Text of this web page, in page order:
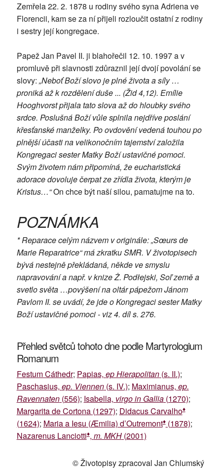
Zemřela 22. 2. 1878 u rodiny svého syna Adriena ve
Florencii, kam se za ní přijeli rozloučit ostatní z rodiny
i sestry její kongregace.
Papež Jan Pavel II. ji blahořečil 12. 10. 1997 a v
promluvě při slavnosti zdůraznil její dvojí povolání se
slovy: „Neboť Boží slovo je plné života a síly …
proniká až k rozdělení duše ... (Žid 4,12). Emílie
Hooghvorst přijala tato slova až do hloubky svého
srdce. Poslušná Boží vůle splnila nejdříve poslání
křesťanské manželky. Po ovdovění vedená touhou po
plnější účasti na velikonočním tajemství založila
Kongregaci sester Matky Boží ustavičné pomoci.
Svým životem nám připomíná, že eucharistická
adorace dovoluje čerpat ze zřídla života, kterým je
Kristus…“On chce být naší silou, pamatujme na to.
POZNÁMKA
* Reparace celým názvem v originále: „Sœurs de
Marie Reparatrice“ má zkratku SMR. V životopisech
bývá nestejně překládaná, někde ve smyslu
napravování a např. v knize Ż. Podłejski, Soľ země a
svetlo světa …povýšení na oltár pápežom Jánom
Pavlom II. se uvádí, že jde o Kongregaci sester Matky
Boží ustavičné pomoci - viz 4. díl s. 276.
Přehled světců tohoto dne podle Martyrologium
Romanum
Festum Cáthedr; Papias, ep Hierapolitan(s. II.);
Paschasius, ep. Viennen(s. IV.); Maximianus, ep.
Ravennaten(556); Isabella, virgo in Gallia(1270);
Margarita de Cortona (1297); Didacus Carvalho♦
(1624); Maria a Iesu (Æmilia) d’Outremont♦(1878);
Nazarenus Lanciotti♦, m. MKH(2001)
© Životopisy zpracoval Jan Chlumský